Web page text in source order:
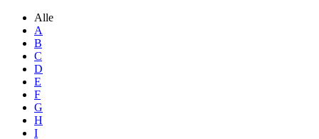
Alle
A
B
C
D
E
F
G
H
I